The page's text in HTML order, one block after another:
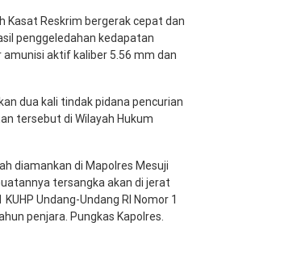
Kasat Reskrim bergerak cepat dan
penggeledahan kedapatan
aktif kaliber 5.56 mm dan
dua kali tindak pidana pencurian
tersebut di Wilayah Hukum
diamankan di Mapolres Mesuji
tersangka akan di jerat
Undang-Undang RI Nomor 1
penjara. Pungkas Kapolres.